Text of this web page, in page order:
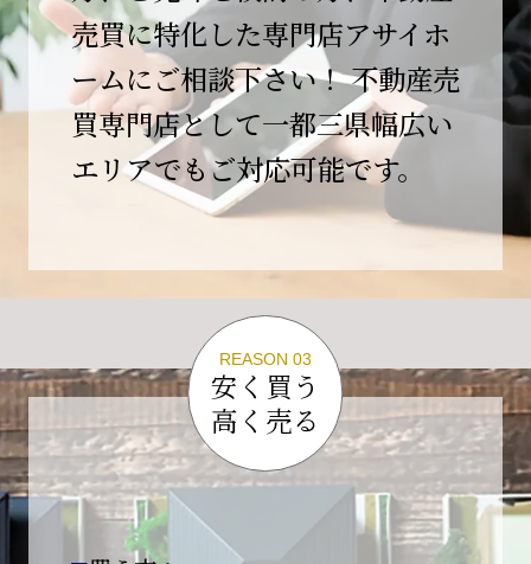
この節目を無事に迎えることができましたの
は、日頃よりご愛顧いただいているお客様、お
力添えをいただいている取引先の皆様、そして
支えてくださったすべての関係者の皆様のおか
げであり、心より深く感謝申し上げます。
10年という年月の中で、多くのご縁と学びをい
ただき、今日の当社があります。
しかしながら、10周年は通過点にすぎません。
る企業へと成長してまいります。
変化の激しい時代だからこそ、初心を忘れず、
挑戦を続け、社会に必要とされる存在であり続
けることをお約束いたします。
今後とも変わらぬご支援、ご指導を賜りますよ
う、何卒よろしくお願い申し上げます。
売買に特化した専門店アサイホ
ームにご相談下さい！ 不動産売
買専門店として一都三県幅広い
エリアでもご対応可能です。
REASON 03
安く買う
高く売る